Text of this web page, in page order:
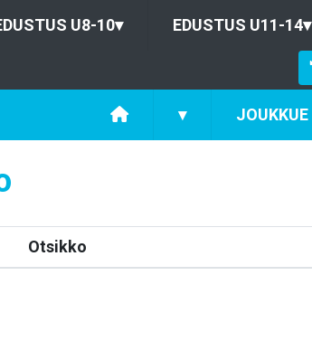
U8-10▾ EDUSTUS U11-14▾
▾ JOUKKUE
Otsikko